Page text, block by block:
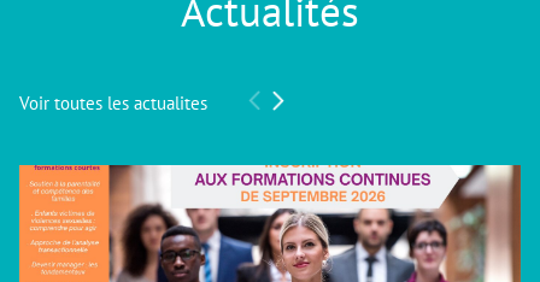
Voir toutes les actualites